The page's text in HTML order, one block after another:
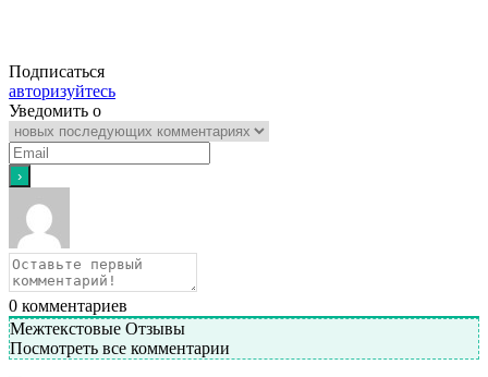
Подписаться
авторизуйтесь
Уведомить о
0 комментариев
Межтекстовые Отзывы
Посмотреть все комментарии